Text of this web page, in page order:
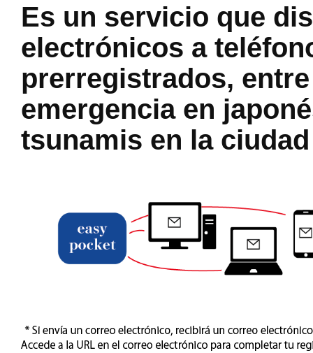
Es un servicio que
electrónicos a
prerregistrados,
emergencia en
tsunamis en la